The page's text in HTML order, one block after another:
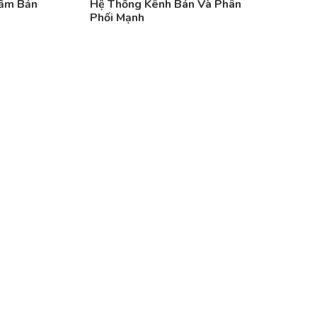
Bản
Hệ Thống Kênh Bán Và Phân
Phối Mạnh